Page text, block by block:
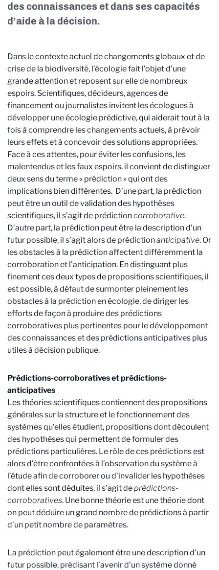
des connaissances et dans ses capacités
d’aide à la décision.
Dans le contexte actuel de changements globaux et de
crise de la biodiversité, l’écologie fait l’objet d’une
grande attention et reposent sur elle de nombreux
espoirs. Scientifiques, décideurs, agences de
financement ou journalistes invitent les écologues à
développer une écologie prédictive, qui aiderait tout à la
fois à comprendre les changements actuels, à prévoir
leurs effets et à concevoir des solutions appropriées.
Face à ces attentes, pour éviter les confusions, les
malentendus et les faux espoirs, il convient de distinguer
deux sens du terme « prédiction » qui ont des
implications bien différentes. D’une part, la prédiction
peut être un outil de validation des hypothèses
scientifiques, il s’agit de prédictioncorroborative.
D’autre part, la prédiction peut être la description d’un
futur possible, il s’agit alors de prédictionanticipative. Or
les obstacles à la prédiction affectent différemment la
corroboration et l’anticipation. En distinguant plus
finement ces deux types de propositions scientifiques, il
est possible, à défaut de surmonter pleinement les
obstacles à la prédiction en écologie, de diriger les
efforts de façon à produire des prédictions
corroboratives plus pertinentes pour le développement
des connaissances et des prédictions anticipatives plus
utiles à décision publique.
Prédictions-corroboratives et prédictions-
anticipatives
Les théories scientifiques contiennent des propositions
générales sur la structure et le fonctionnement des
systèmes qu’elles étudient, propositions dont découlent
des hypothèses qui permettent de formuler des
prédictions particulières. Le rôle de ces prédictions est
alors d’être confrontées à l’observation du système à
l’étude afin de corroborer ou d’invalider les hypothèses
dont elles sont déduites, il s’agit deprédictions-
corroboratives. Une bonne théorie est une théorie dont
on peut déduire un grand nombre de prédictions à partir
d’un petit nombre de paramètres.
La prédiction peut également être une description d’un
futur possible, prédisant l’avenir d’un système donné